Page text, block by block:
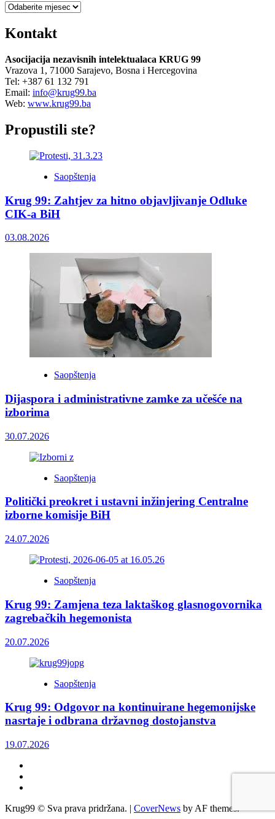
Arhiva
Kontakt
Asocijacija nezavisnih intelektualaca KRUG 99
Vrazova 1, 71000 Sarajevo, Bosna i Hercegovina
Tel: +387 61 132 791
Email: info@krug99.ba
Web: www.krug99.ba
Propustili ste?
Saopštenja
Krug 99: Zahtjev za hitno objavljivanje Odluke
CIK-a BiH
03.08.2026
Saopštenja
Dijaspora i administrativne zamke za učešće na
izborima
30.07.2026
Saopštenja
Politički preokret i ustavni inžinjering Centralne
izborne komisije BiH
24.07.2026
Saopštenja
Krug 99: Zamjena teza laktaškog glasnogovornika
zagrebačkih hegemonista
20.07.2026
Saopštenja
Krug 99: Odgovor na kontinuirane hegemonijske
nasrtaje i odbrana državnog dostojanstva
19.07.2026
Krug99 © Sva prava pridržana. | CoverNews by AF themes.